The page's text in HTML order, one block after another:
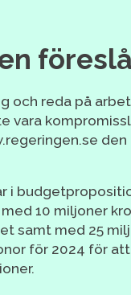
och reda på
vara
i
10 miljoner
samt med 25
för 2024 för